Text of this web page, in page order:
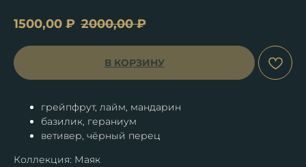
1500,00 ₽ 2000,00 ₽
В КОРЗИНУ
грейпфрут, лайм, мандарин
базилик, гераниум
ветивер, чёрный перец
Коллекция: Маяк